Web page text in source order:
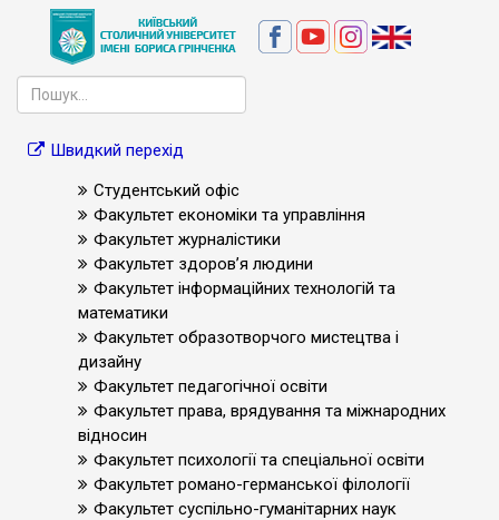
Швидкий перехід
Студентський офіс
Факультет економіки та управління
Факультет журналістики
Факультет здоров’я людини
Факультет інформаційних технологій та
математики
Факультет образотворчого мистецтва і
дизайну
Факультет педагогічної освіти
Факультет права, врядування та міжнародних
відносин
Факультет психології та спеціальної освіти
Факультет романо-германської філології
Факультет суспільно-гуманітарних наук